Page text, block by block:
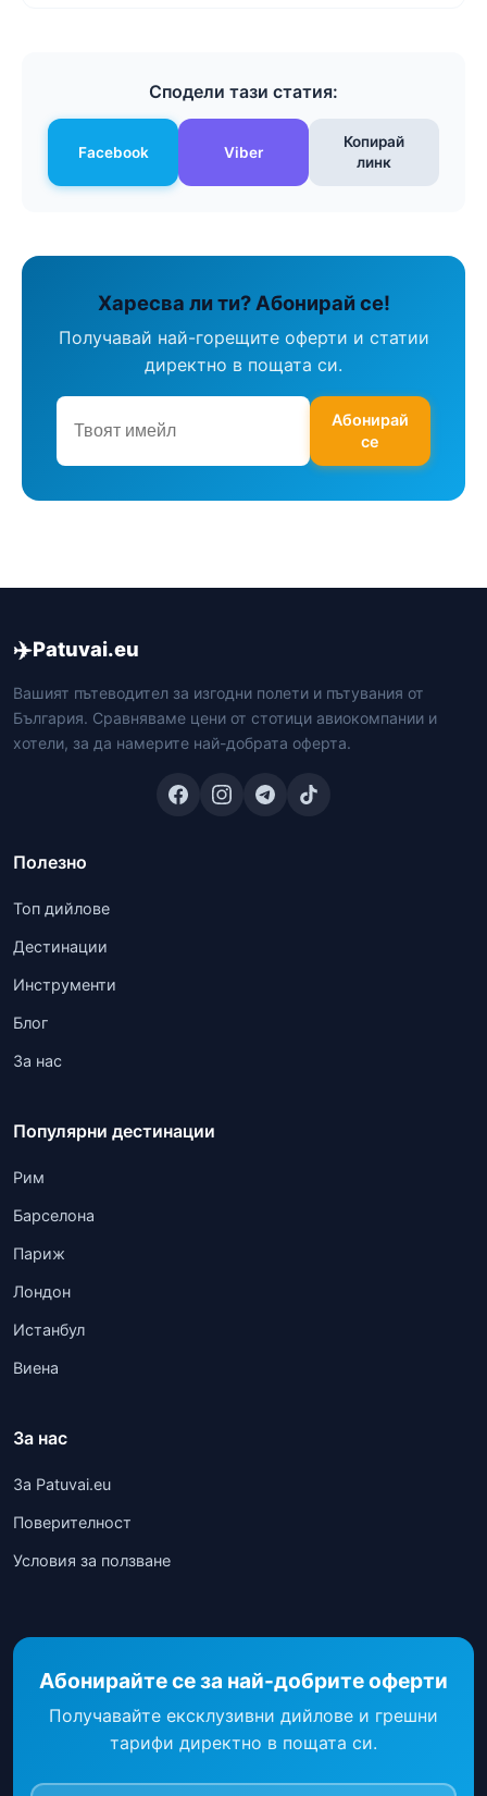
Сподели тази статия:
Facebook Viber
Копирай
линк
Харесва ли ти? Абонирай се!
Получавай най-горещите оферти и статии
директно в пощата си.
Абонирай
се
✈️Patuvai.eu
Вашият пътеводител за изгодни полети и пътувания от
България. Сравняваме цени от стотици авиокомпании и
хотели, за да намерите най-добрата оферта.
Полезно
Топ дийлове
Дестинации
Инструменти
Блог
За нас
Популярни дестинации
Рим
Барселона
Париж
Лондон
Истанбул
Виена
За нас
За Patuvai.eu
Поверителност
Условия за ползване
Абонирайте се за най-добрите оферти
Получавайте ексклузивни дийлове и грешни
тарифи директно в пощата си.